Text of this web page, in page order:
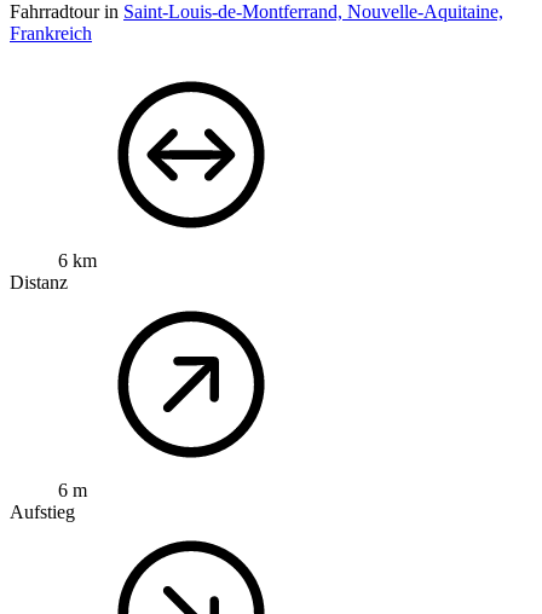
Fahrradtour in Saint-Louis-de-Montferrand, Nouvelle-Aquitaine,
Frankreich
6 km
Distanz
6 m
Aufstieg